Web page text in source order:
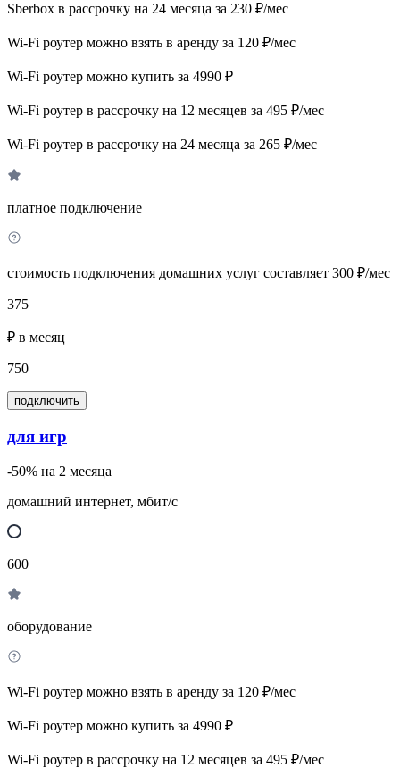
Sberbox в рассрочку на 24 месяца за 230 ₽/мес
Wi-Fi роутер можно взять в аренду за 120 ₽/мес
Wi-Fi роутер можно купить за 4990 ₽
Wi-Fi роутер в рассрочку на 12 месяцев за 495 ₽/мес
Wi-Fi роутер в рассрочку на 24 месяца за 265 ₽/мес
платное подключение
стоимость подключения домашних услуг составляет 300 ₽/мес
375
₽ в месяц
750
подключить
для игр
-50% на 2 месяца
домашний интернет, мбит/с
600
оборудование
Wi-Fi роутер можно взять в аренду за 120 ₽/мес
Wi-Fi роутер можно купить за 4990 ₽
Wi-Fi роутер в рассрочку на 12 месяцев за 495 ₽/мес